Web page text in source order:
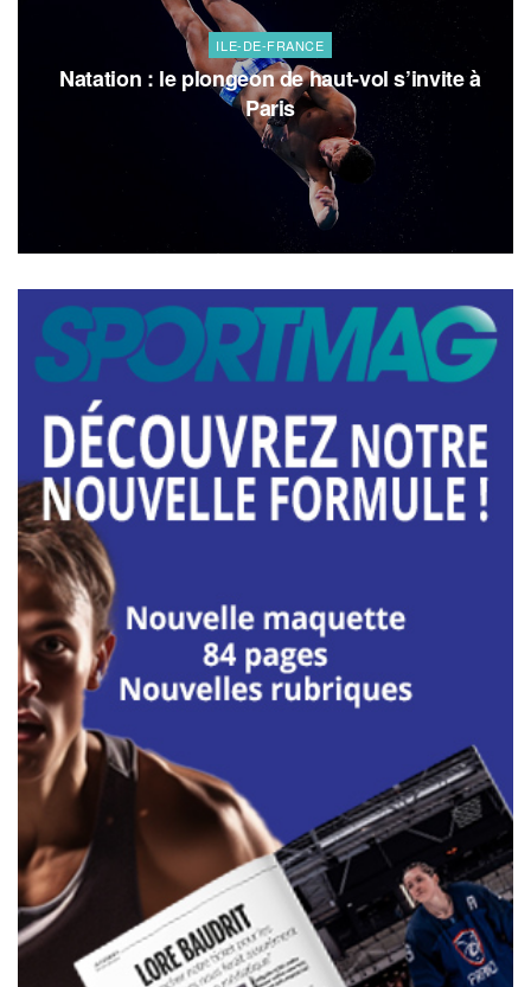
ILE-DE-FRANCE
Natation : le plongeon de haut-vol s’invite à
Paris